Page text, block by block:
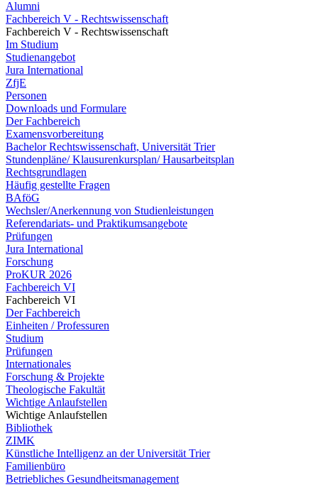
Alumni
Fachbereich V - Rechtswissenschaft
Fachbereich V - Rechtswissenschaft
Im Studium
Studienangebot
Jura International
ZfjE
Personen
Downloads und Formulare
Der Fachbereich
Examensvorbereitung
Bachelor Rechtswissenschaft, Universität Trier
Stundenpläne/ Klausurenkursplan/ Hausarbeitsplan
Rechtsgrundlagen
Häufig gestellte Fragen
BAföG
Wechsler/Anerkennung von Studienleistungen
Referendariats- und Praktikumsangebote
Prüfungen
Jura International
Forschung
ProKUR 2026
Fachbereich VI
Fachbereich VI
Der Fachbereich
Einheiten / Professuren
Studium
Prüfungen
Internationales
Forschung & Projekte
Theologische Fakultät
Wichtige Anlaufstellen
Wichtige Anlaufstellen
Bibliothek
ZIMK
Künstliche Intelligenz an der Universität Trier
Familienbüro
Betriebliches Gesundheitsmanagement